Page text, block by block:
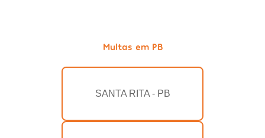
Multas em PB
SANTA RITA - PB